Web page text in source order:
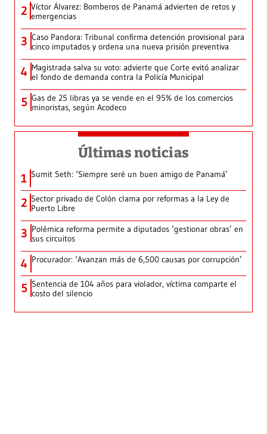
2 Víctor Álvarez: Bomberos de Panamá advierten de retos y
emergencias
3 Caso Pandora: Tribunal confirma detención provisional para
cinco imputados y ordena una nueva prisión preventiva
4 Magistrada salva su voto: advierte que Corte evitó analizar
el fondo de demanda contra la Policía Municipal
5 Gas de 25 libras ya se vende en el 95% de los comercios
minoristas, según Acodeco
Últimas noticias
1 Sumit Seth: ‘Siempre seré un buen amigo de Panamá’
2 Sector privado de Colón clama por reformas a la Ley de
Puerto Libre
3 Polémica reforma permite a diputados ‘gestionar obras’ en
sus circuitos
4 Procurador: ‘Avanzan más de 6,500 causas por corrupción’
5 Sentencia de 104 años para violador, víctima comparte el
costo del silencio